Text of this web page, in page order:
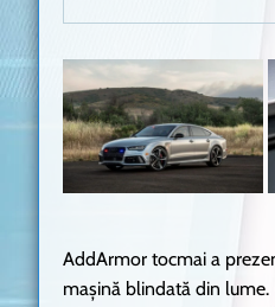
AddArmor tocmai a
mașină blindată din lume.